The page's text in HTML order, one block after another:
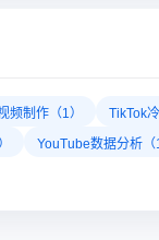
频制作（1）
TikTok
YouTube数据分析（1